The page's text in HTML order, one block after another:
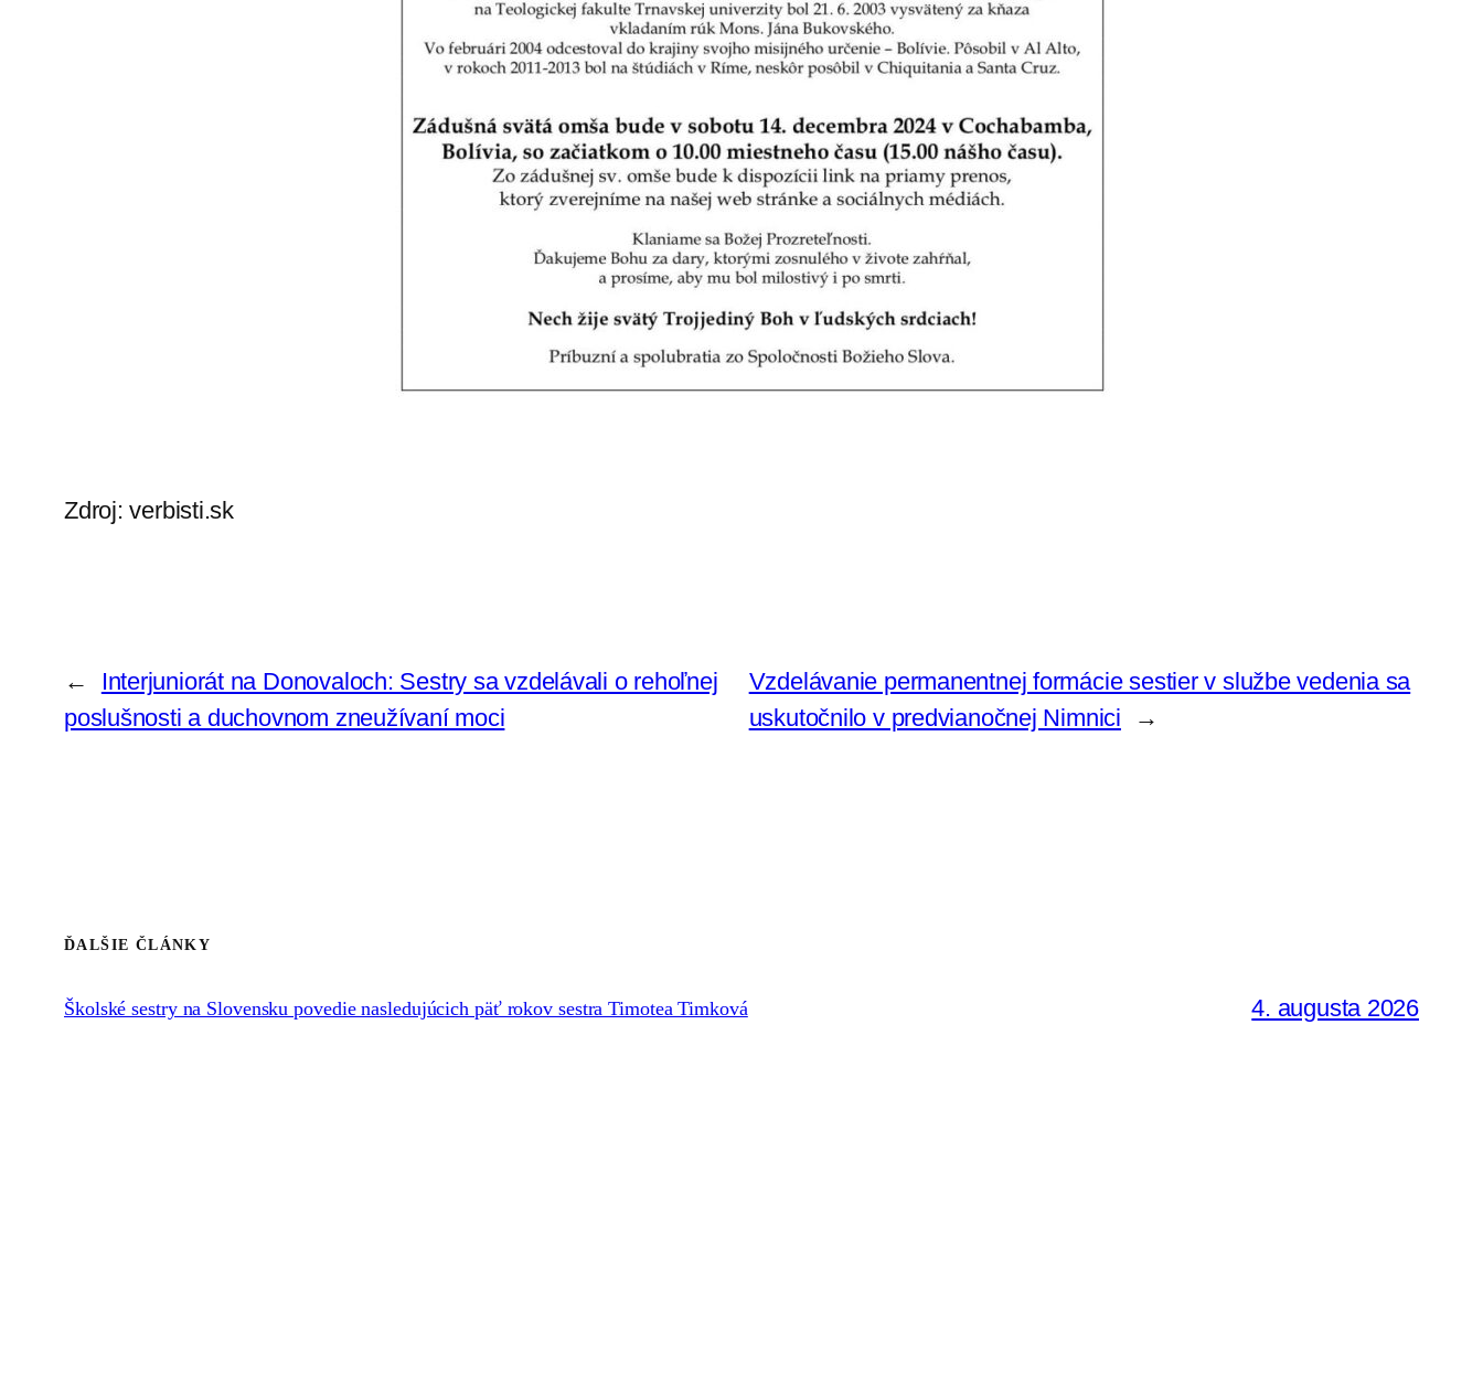
Zdroj: verbisti.sk
←
Interjuniorát na Donovaloch: Sestry sa vzdelávali o rehoľnej
poslušnosti a duchovnom zneužívaní moci
Vzdelávanie permanentnej formácie sestier v službe vedenia sa
uskutočnilo v predvianočnej Nimnici
→
ĎALŠIE ČLÁNKY
Školské sestry na Slovensku povedie nasledujúcich päť rokov sestra Timotea Timková 4. augusta 2026